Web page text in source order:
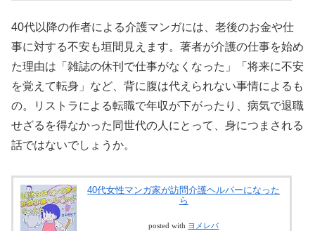
40代以降の作者による介護マンガには、老後のお金や仕
事に対する不安も垣間見えます。著者が介護の仕事を始め
た理由は「雑誌の休刊で仕事がなくなった」「将来に不安
を覚えて転身」など、背に腹は代えられない事情によるも
の。リストラによる転職で年収が下がったり、病気で退職
せざるを得なかった同世代の人にとって、身につまされる
話ではないでしょうか。
40代女性マンガ家が訪問介護ヘルパーになった
ら
posted with ヨメレバ